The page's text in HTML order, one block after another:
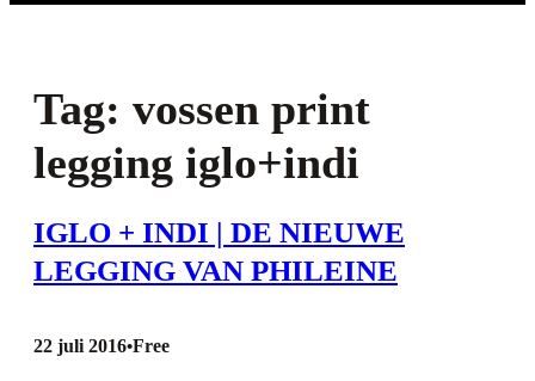
Tag: vossen print
legging iglo+indi
IGLO + INDI | DE NIEUWE
LEGGING VAN PHILEINE
22 juli 2016•Free